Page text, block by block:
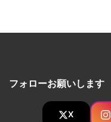
フォローお願いします
X